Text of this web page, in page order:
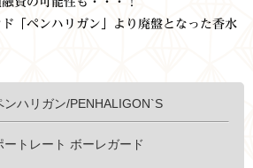
「ペンハリガン」より廃盤となった香水
ガン/PENHALIGON`S
ト ボーレガード